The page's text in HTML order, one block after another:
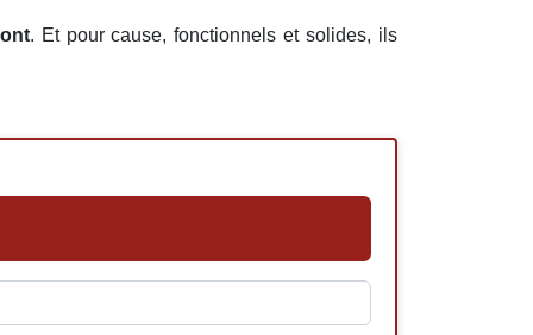
. Et pour cause, fonctionnels et solides, ils